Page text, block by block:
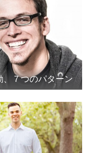
、７つのパターン